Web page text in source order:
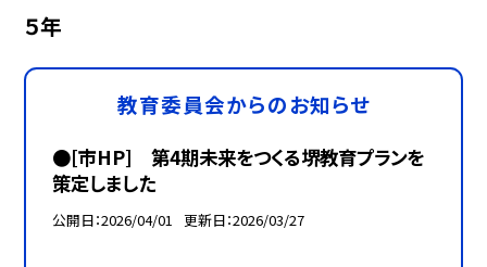
５年
教育委員会からのお知らせ
●[市HP] 第4期未来をつくる堺教育プランを
策定しました
公開日 2026/04/01 更新日 2026/03/27